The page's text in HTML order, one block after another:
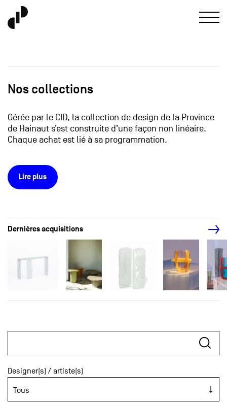
Nos collections
Gérée par le CID, la collection de design de la Province
de Hainaut s’est construite d’une façon non linéaire.
Chaque achat est lié à sa programmation.
Lire plus
Dernières acquisitions
Designer(s) / artiste(s)